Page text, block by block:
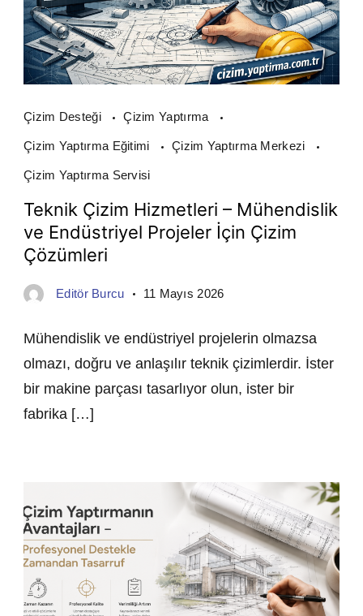
Çizim Desteği Çizim Yaptırma
Çizim Yaptırma Eğitimi Çizim Yaptırma Merkezi
Çizim Yaptırma Servisi
Teknik Çizim Hizmetleri – Mühendislik
ve Endüstriyel Projeler İçin Çizim
Çözümleri
Editör Burcu 11 Mayıs 2026
Mühendislik ve endüstriyel projelerin olmazsa
olmazı, doğru ve anlaşılır teknik çizimlerdir. İster
bir makine parçası tasarlıyor olun, ister bir
fabrika […]